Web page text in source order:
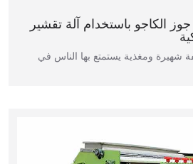
الكاجو باستخدام آلة تقشير
شهيرة ومغذية يستمتع بها الناس في